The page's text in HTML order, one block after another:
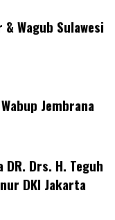
Wagub Sulawesi
Jembrana
Drs. H. Teguh
DKI Jakarta